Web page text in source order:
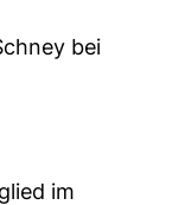
bei
im